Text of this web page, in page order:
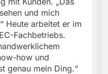
und mich
Heute arbeitet er im
Fachbetriebs.
how und
genau mein Ding.“